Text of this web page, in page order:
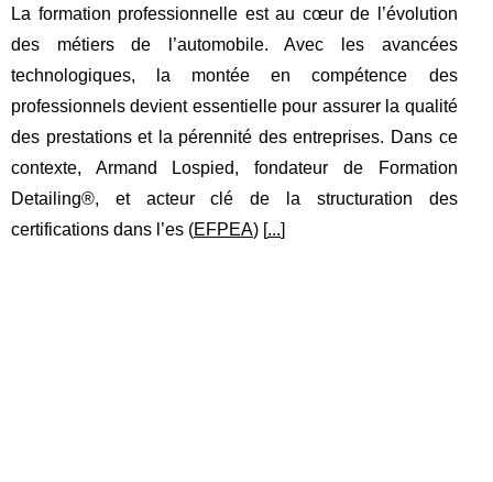
La formation professionnelle est au cœur de l’évolution
des métiers de l’automobile. Avec les avancées
technologiques, la montée en compétence des
professionnels devient essentielle pour assurer la qualité
des prestations et la pérennité des entreprises. Dans ce
contexte, Armand Lospied, fondateur de Formation
Detailing®, et acteur clé de la structuration des
certifications dans l’es (EFPEA) [...]